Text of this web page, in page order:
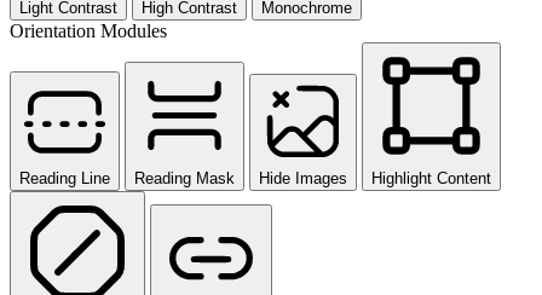
Light Contrast High Contrast Monochrome
Orientation Modules
Reading Line Reading Mask Hide Images Highlight Content